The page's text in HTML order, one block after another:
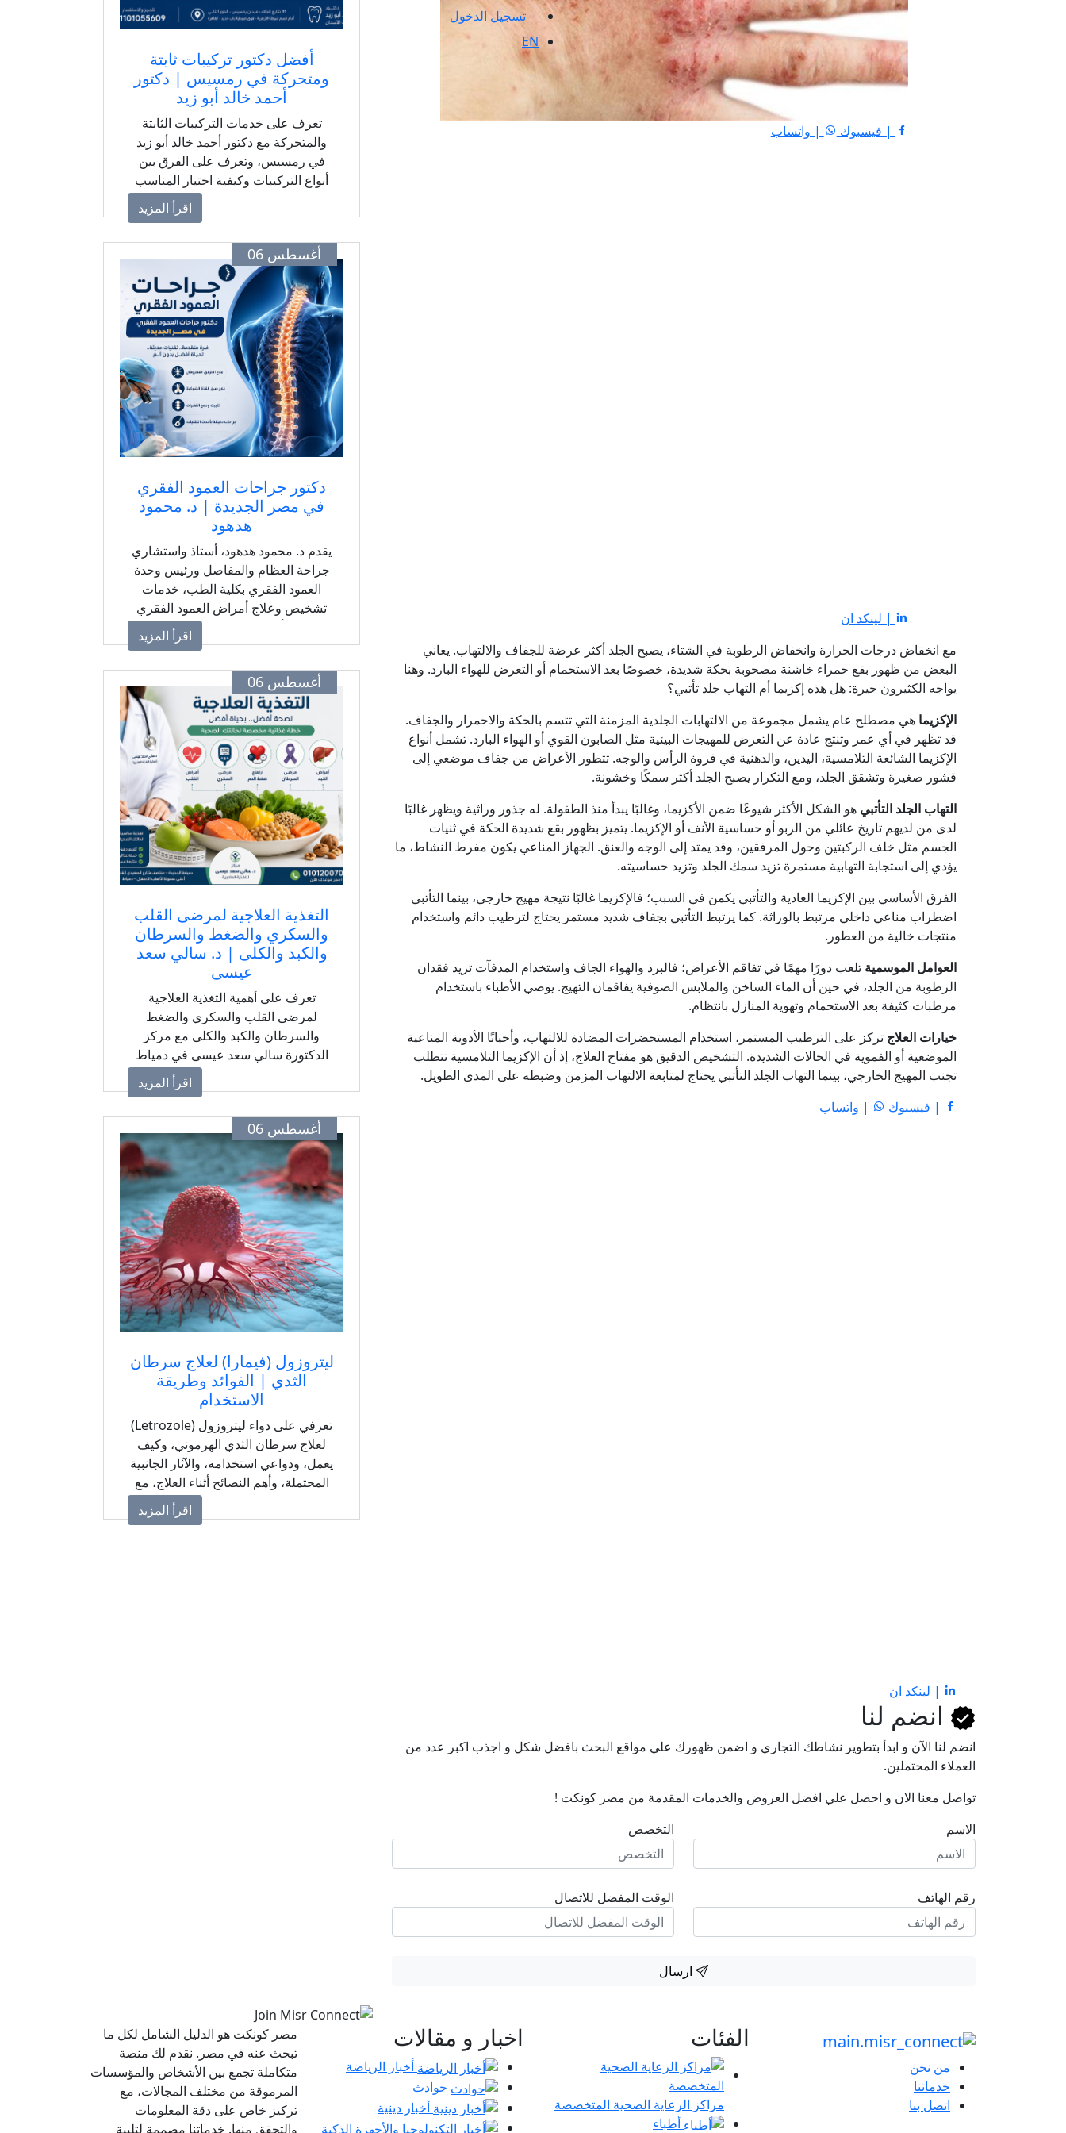
تسجيل الدخول
EN
| فيسبوك | واتساب
| لينكد ان
مع انخفاض درجات الحرارة وانخفاض الرطوبة في الشتاء، يصبح الجلد أكثر عرضة للجفاف والالتهاب. يعاني
البعض من ظهور بقع حمراء خاشنة مصحوبة بحكة شديدة، خصوصًا بعد الاستحمام أو التعرض للهواء البارد. وهنا
يواجه الكثيرون حيرة: هل هذه إكزيما أم التهاب جلد تأتبي؟
الإكزيما هي مصطلح عام يشمل مجموعة من الالتهابات الجلدية المزمنة التي تتسم بالحكة والاحمرار والجفاف.
قد تظهر في أي عمر وتنتج عادة عن التعرض للمهيجات البيئية مثل الصابون القوي أو الهواء البارد. تشمل أنواع
الإكزيما الشائعة التلامسية، اليدين، والدهنية في فروة الرأس والوجه. تتطور الأعراض من جفاف موضعي إلى
قشور صغيرة وتشقق الجلد، ومع التكرار يصبح الجلد أكثر سمكًا وخشونة.
التهاب الجلد التأتبي هو الشكل الأكثر شيوعًا ضمن الأكزيما، وغالبًا يبدأ منذ الطفولة. له جذور وراثية ويظهر غالبًا
لدى من لديهم تاريخ عائلي من الربو أو حساسية الأنف أو الإكزيما. يتميز بظهور بقع شديدة الحكة في ثنيات
الجسم مثل خلف الركبتين وحول المرفقين، وقد يمتد إلى الوجه والعنق. الجهاز المناعي يكون مفرط النشاط، ما
يؤدي إلى استجابة التهابية مستمرة تزيد سمك الجلد وتزيد حساسيته.
الفرق الأساسي بين الإكزيما العادية والتأتبي يكمن في السبب؛ فالإكزيما غالبًا نتيجة مهيج خارجي، بينما التأتبي
اضطراب مناعي داخلي مرتبط بالوراثة. كما يرتبط التأتبي بجفاف شديد مستمر يحتاج لترطيب دائم واستخدام
منتجات خالية من العطور.
العوامل الموسمية تلعب دورًا مهمًا في تفاقم الأعراض؛ فالبرد والهواء الجاف واستخدام المدفآت تزيد فقدان
الرطوبة من الجلد، في حين أن الماء الساخن والملابس الصوفية يفاقمان التهيج. يوصي الأطباء باستخدام
مرطبات كثيفة بعد الاستحمام وتهوية المنازل بانتظام.
خيارات العلاج تركز على الترطيب المستمر، استخدام المستحضرات المضادة للالتهاب، وأحيانًا الأدوية المناعية
الموضعية أو الفموية في الحالات الشديدة. التشخيص الدقيق هو مفتاح العلاج، إذ أن الإكزيما التلامسية تتطلب
تجنب المهيج الخارجي، بينما التهاب الجلد التأتبي يحتاج لمتابعة الالتهاب المزمن وضبطه على المدى الطويل.
| فيسبوك
| واتساب
| لينكد ان
أفضل دكتور تركيبات ثابتة
ومتحركة في رمسيس | دكتور
أحمد خالد أبو زيد
تعرف على خدمات التركيبات الثابتة
والمتحركة مع دكتور أحمد خالد أبو زيد
في رمسيس، وتعرف على الفرق بين
أنواع التركيبات وكيفية اختيار المناسب
اقرأ المزيد
أغسطس 06
دكتور جراحات العمود الفقري
في مصر الجديدة | د. محمود
هدهود
يقدم د. محمود هدهود، أستاذ واستشاري
جراحة العظام والمفاصل ورئيس وحدة
العمود الفقري بكلية الطب، خدمات
تشخيص وعلاج أمراض العمود الفقري
باستخدام أحدث التقنيات الطبية. إذا كنت
تبحث عن دكتور جراحات العمود الفقري
الغضروفي، ضيق القناة الشوكية أو
الحالات الدقيقة، احجز موعدك الآن
للحصول على رعاية طبية متخصصة.
اقرأ المزيد
أغسطس 06
التغذية العلاجية لمرضى القلب
والسكري والضغط والسرطان
والكبد والكلى | د. سالي سعد
عيسى
تعرف على أهمية التغذية العلاجية
لمرضى القلب والسكري والضغط
والسرطان والكبد والكلى مع مركز
الدكتورة سالي سعد عيسى في دمياط
الجديدة، وخطة غذائية تناسب حالتك
الصحية.
اقرأ المزيد
أغسطس 06
ليتروزول (فيمارا) لعلاج سرطان
الثدي | الفوائد وطريقة
الاستخدام
تعرفي على دواء ليتروزول (Letrozole)
لعلاج سرطان الثدي الهرموني، وكيف
يعمل، ودواعي استخدامه، والآثار الجانبية
المحتملة، وأهم النصائح أثناء العلاج، مع
إمكانية الاستفسار عن سعر وتوافر الدواء
الأصلي من مجموعة توفير الأدوية الحيوية
اقرأ المزيد
انضم لنا
انضم لنا اﻵن و ابدأ بتطوير نشاطك التجاري و اضمن ظهورك علي مواقع البحث بافضل شكل و اجذب اكبر عدد من
العملاء المحتملين.
تواصل معنا الان و احصل علي افضل العروض والخدمات المقدمة من مصر كونكت !
الاسم
رقم الهاتف
التخصص
الوقت المفضل للاتصال
ارسال
من نحن
خدماتنا
اتصل بنا
الفئات
مراكز الرعاية الصحية المتخصصة
أطباء
اخبار و مقالات
أخبار الرياضة
حوادث
أخبار دينية
مصر كونكت هو الدليل الشامل لكل ما
تبحث عنه في مصر. نقدم لك منصة
متكاملة تجمع بين الأشخاص والمؤسسات
المرموقة من مختلف المجالات، مع
تركيز خاص على دقة المعلومات
والتحقق منها. خدماتنا مصممة لتلبية